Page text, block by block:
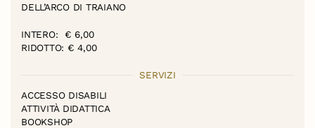
DELL’ARCO DI TRAIANO
INTERO: € 6,00
RIDOTTO: € 4,00
SERVIZI
ACCESSO DISABILI
ATTIVITÀ DIDATTICA
BOOKSHOP